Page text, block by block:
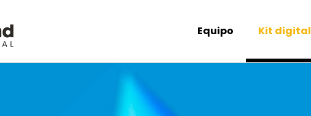
Equipo Kit digital